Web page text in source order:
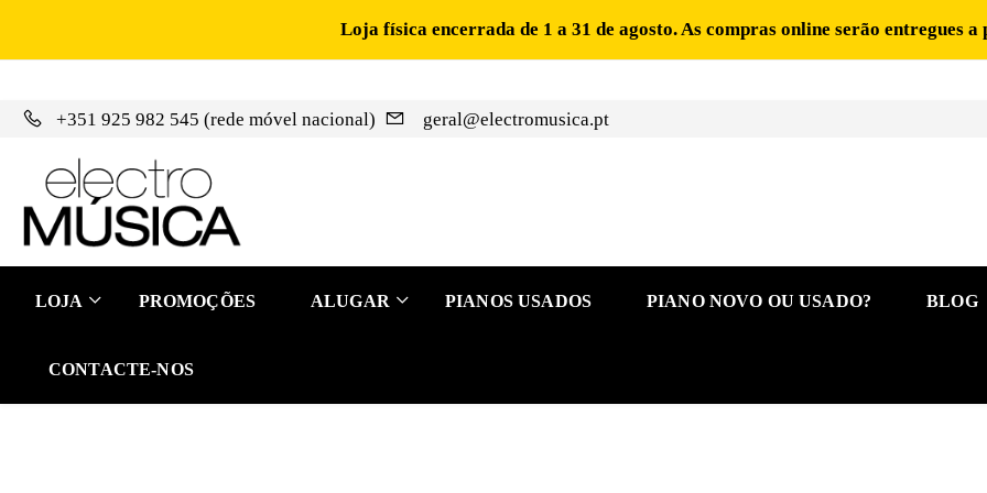
Loja física encerrada de 1 a 31 de agosto. As compras online serão entregues
+351 925 982 545 (rede móvel nacional) geral@electromusica.pt
LOJA PROMOÇÕES ALUGAR PIANOS USADOS PIANO NOVO OU USADO? BLOG
CONTACTE-NOS